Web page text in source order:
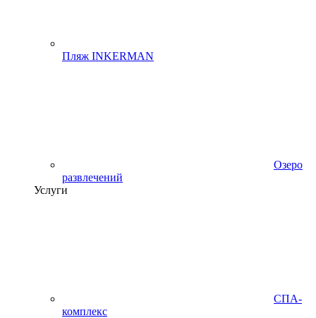
Пляж INKERMAN
Озеро
развлечений
Услуги
СПА-
комплекс